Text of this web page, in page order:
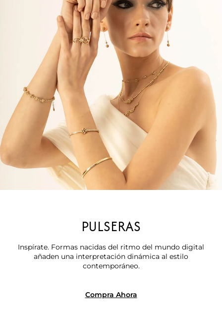
PULSERAS
Inspírate. Formas nacidas del ritmo del mundo digital
añaden una interpretación dinámica al estilo
contemporáneo.
Compra Ahora